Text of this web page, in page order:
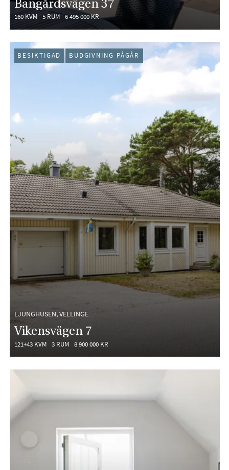
Bangårdsvägen 37
160 KVM 5 RUM 6 495 000 KR
LJUNGHUSEN, VELLINGE
Vikensvägen 7
121+43 KVM 3 RUM 8 900 000 KR
BESIKTIGAD BUDGIVNING PÅGÅR